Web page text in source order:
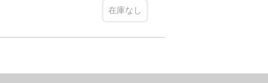
在庫なし